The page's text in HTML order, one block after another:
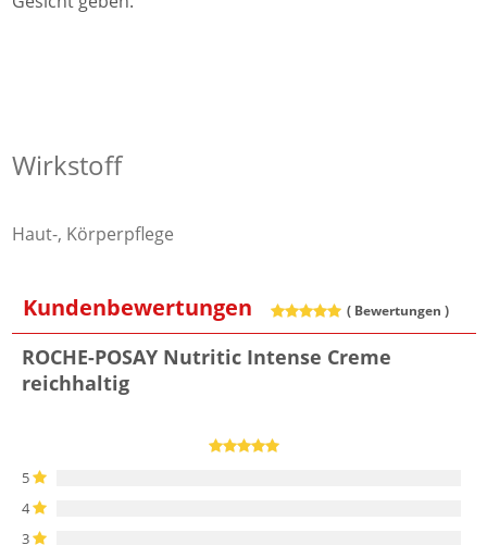
Wirkstoff
Haut-, Körperpflege
Kundenbewertungen ( Bewertungen )
ROCHE-POSAY Nutritic Intense Creme
reichhaltig
5
4
3